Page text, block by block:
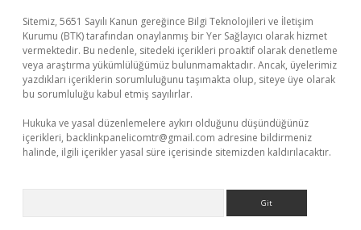
Sitemiz, 5651 Sayılı Kanun gereğince Bilgi Teknolojileri ve İletişim
Kurumu (BTK) tarafından onaylanmış bir Yer Sağlayıcı olarak hizmet
vermektedir. Bu nedenle, sitedeki içerikleri proaktif olarak denetleme
veya araştırma yükümlülüğümüz bulunmamaktadır. Ancak, üyelerimiz
yazdıkları içeriklerin sorumluluğunu taşımakta olup, siteye üye olarak
bu sorumluluğu kabul etmiş sayılırlar.
Hukuka ve yasal düzenlemelere aykırı olduğunu düşündüğünüz
içerikleri, backlinkpanelicomtr@gmail.com adresine bildirmeniz
halinde, ilgili içerikler yasal süre içerisinde sitemizden kaldırılacaktır.